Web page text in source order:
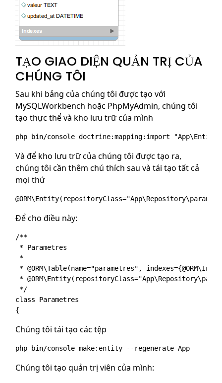
TẠO GIAO DIỆN QUẢN TRỊ CỦA
CHÚNG TÔI
Sau khi bảng của chúng tôi được tạo với
MySQLWorkbench hoặc PhpMyAdmin, chúng tôi
tạo thực thể và kho lưu trữ của mình
Và để kho lưu trữ của chúng tôi được tạo ra,
chúng tôi cần thêm chú thích sau và tái tạo tất cả
mọi thứ
Để cho điều này:
/**
* Parametres
*
* @ORM\Table(name="parametres",
*
*/
class Parametres
Chúng tôi tái tạo các tệp
Chúng tôi tạo quản trị viên của mình: